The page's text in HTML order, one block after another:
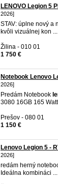
LENOVO Legion 5
2026]
STAV: úplne nový a
kvôli vizuálnej kon ...
Žilina - 010 01
1 750 €
Notebook Lenovo
2026]
Predám Notebook
3080 16GB 165
Prešov - 080 01
1 150 €
Lenovo Legion 5 -
2026]
redám herný
Ideálna kombináci ...